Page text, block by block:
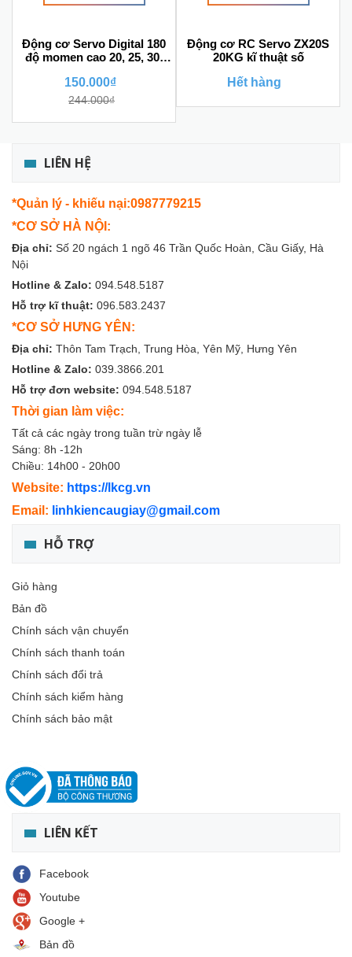
Động cơ Servo Digital 180
độ momen cao 20, 25, 30,
150.000₫
244.000₫
Động cơ RC Servo ZX20S
20KG kĩ thuật số
Hết hàng
LIÊN HỆ
*Quản lý - khiếu nại:0987779215
*CƠ SỞ HÀ NỘI:
Địa chỉ: Số 20 ngách 1 ngõ 46 Trần Quốc Hoàn, Cầu Giấy, Hà
Nội
Hotline & Zalo: 094.548.5187
Hỗ trợ kĩ thuật: 096.583.2437
*CƠ SỞ HƯNG YÊN:
Địa chỉ: Thôn Tam Trạch, Trung Hòa, Yên Mỹ, Hưng Yên
Hotline & Zalo: 039.3866.201
Hỗ trợ đơn website: 094.548.5187
Thời gian làm việc:
Tất cả các ngày trong tuần trừ ngày lễ
Sáng: 8h -12h
Chiều: 14h00 - 20h00
Website: https://lkcg.vn
Email: linhkiencaugiay@gmail.com
HỖ TRỢ
Giỏ hàng
Bản đồ
Chính sách vận chuyển
Chính sách thanh toán
Chính sách đổi trả
Chính sách kiểm hàng
Chính sách bảo mật
LIÊN KẾT
Facebook
Youtube
Google +
Bản đồ